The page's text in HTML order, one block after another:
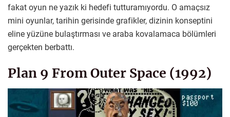
fakat oyun ne yazık ki hedefi tutturamıyordu. O amaçsız
mini oyunlar, tarihin gerisinde grafikler, dizinin konseptini
eline yüzüne bulaştırması ve araba kovalamaca bölümleri
gerçekten berbattı.
Plan 9 From Outer Space (1992)